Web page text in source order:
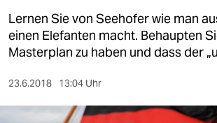
kultur
sport
nord
Lernen Sie von Seehofer wie man
einen Elefanten macht. Behaupten
Masterplan zu haben und dass der
23.6.2018 13:04 Uhr